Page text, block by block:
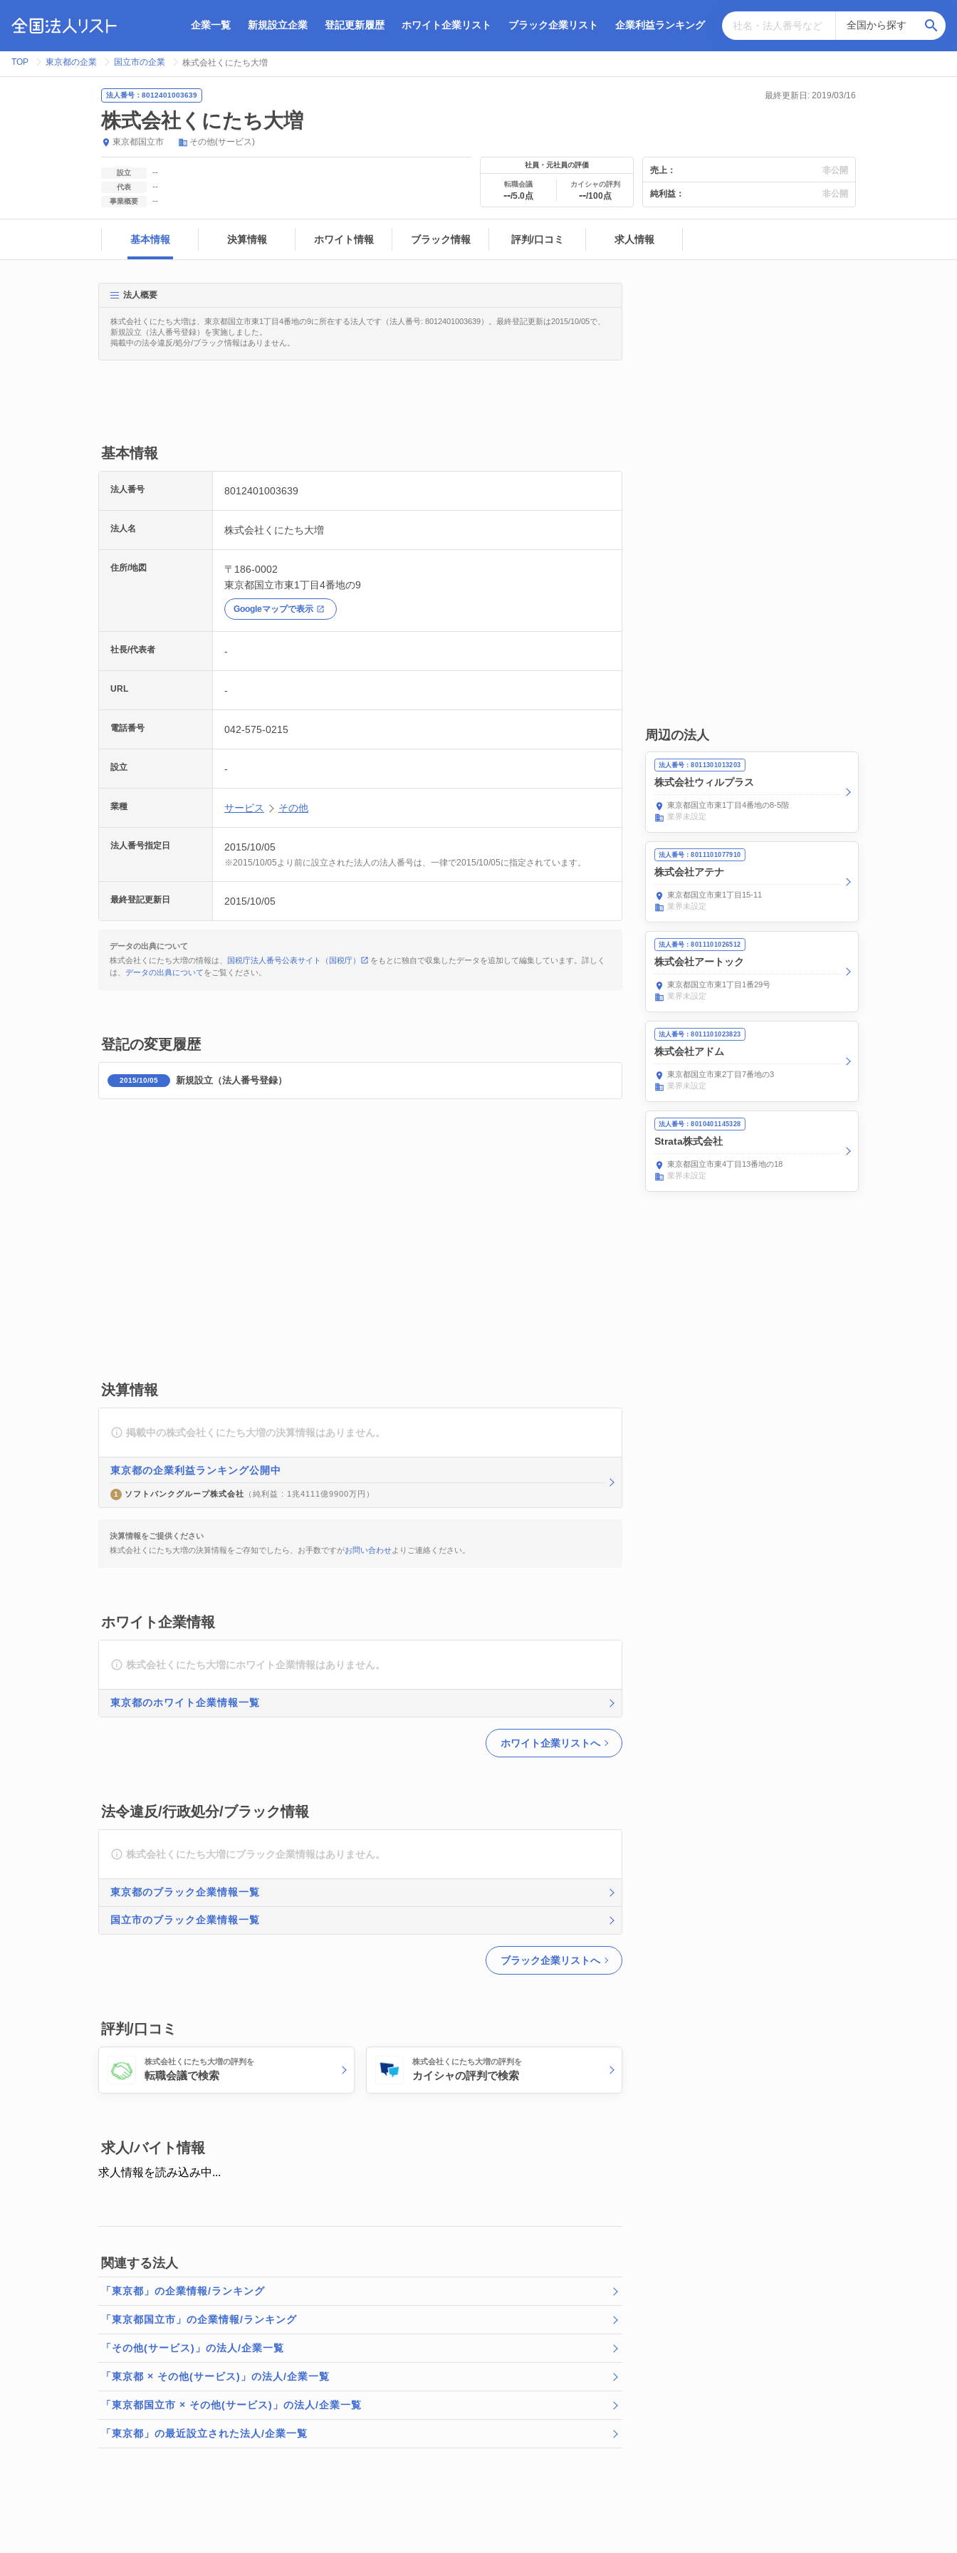
企業一覧 新規設立企業 登記更新履歴 ホワイト企業リスト ブラック企業リスト 企業利益ランキング
TOP 東京都の企業 国立市の企業 株式会社くにたち大増
法人番号：8012401003639 最終更新日: 2019/03/16
株式会社くにたち大増
東京都国立市 その他(サービス)
設立 --
代表 --
事業概要 --
社員・元社員の評価
転職会議
--/5.0点
カイシャの評判
--/100点
売上： 非公開
純利益： 非公開
基本情報 決算情報 ホワイト情報 ブラック情報 評判/口コミ 求人情報
法人概要
株式会社くにたち大増は、東京都国立市東1丁目4番地の9に所在する法人です（法人番号: 8012401003639）。最終登記更新は2015/10/05で、
新規設立（法人番号登録）を実施しました。
掲載中の法令違反/処分/ブラック情報はありません。
基本情報
法人番号 8012401003639
法人名 株式会社くにたち大増
住所/地図
〒186-0002
東京都国立市東1丁目4番地の9
Googleマップで表示
社長/代表者 -
URL -
電話番号 042-575-0215
設立 -
業種 サービス その他
法人番号指定日 2015/10/05
※2015/10/05より前に設立された法人の法人番号は、一律で2015/10/05に指定されています。
最終登記更新日 2015/10/05
データの出典について
株式会社くにたち大増の情報は、
国税庁法人番号公表サイト（国税庁）
をもとに独自で収集したデータを追加して編集しています。詳しく
は、 データの出典についてをご覧ください。
登記の変更履歴
2015/10/05 新規設立（法人番号登録）
決算情報
掲載中の株式会社くにたち大増の決算情報はありません。
東京都の企業利益ランキング公開中
1 ソフトバンクグループ株式会社 （純利益 : 1兆4111億9900万円）
決算情報をご提供ください
株式会社くにたち大増の決算情報をご存知でしたら、お手数ですがお問い合わせよりご連絡ください。
ホワイト企業情報
株式会社くにたち大増にホワイト企業情報はありません。
東京都のホワイト企業情報一覧
ホワイト企業リストへ
法令違反/行政処分/ブラック情報
株式会社くにたち大増にブラック企業情報はありません。
東京都のブラック企業情報一覧
国立市のブラック企業情報一覧
ブラック企業リストへ
評判/口コミ
株式会社くにたち大増の評判を
転職会議で検索
株式会社くにたち大増の評判を
カイシャの評判で検索
求人/バイト情報
求人情報を読み込み中...
関連する法人
「東京都」の企業情報/ランキング
「東京都国立市」の企業情報/ランキング
「その他(サービス)」の法人/企業一覧
「東京都 × その他(サービス)」の法人/企業一覧
「東京都国立市 × その他(サービス)」の法人/企業一覧
「東京都」の最近設立された法人/企業一覧
周辺の法人
法人番号：8011301013203
株式会社ウィルプラス
東京都国立市東1丁目4番地の8-5階
業界未設定
法人番号：8011101077910
株式会社アテナ
東京都国立市東1丁目15-11
業界未設定
法人番号：8011101026512
株式会社アートック
東京都国立市東1丁目1番29号
業界未設定
法人番号：8011101023823
株式会社アドム
東京都国立市東2丁目7番地の3
業界未設定
法人番号：8010401145328
Strata株式会社
東京都国立市東4丁目13番地の18
業界未設定